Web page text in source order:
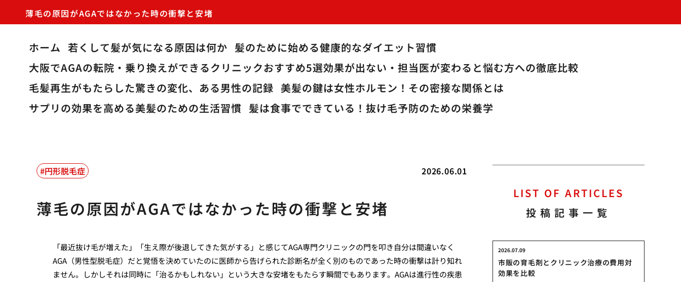
薄毛の原因がAGAではなかった時の衝撃と安堵
ホーム 若くして髪が気になる原因は何か 髪のために始める健康的なダイエット習慣
大阪でAGAの転院・乗り換えができるクリニックおすすめ5選効果が出ない・担当医が変わると悩む方への徹底比較
毛髪再生がもたらした驚きの変化、ある男性の記録 美髪の鍵は女性ホルモン！その密接な関係とは
サプリの効果を高める美髪のための生活習慣 髪は食事でできている！抜け毛予防のための栄養学
2026.06.01
円形脱毛症
薄毛の原因がAGAではなかった時の衝撃と安堵
「最近抜け毛が増えた」「生え際が後退してきた気がする」と感じてAGA専門クリニックの門を叩き自分は間違いなく
AGA（男性型脱毛症）だと覚悟を決めていたのに医師から告げられた診断名が全く別のものであった時の衝撃は計り知れ
ません。しかしそれは同時に「治るかもしれない」という大きな安堵をもたらす瞬間でもあります。AGAは進行性の疾患
LIST OF ARTICLES
投稿記事一覧
市販の育毛剤とクリニック治療の費用対
効果を比較
2026.07.09